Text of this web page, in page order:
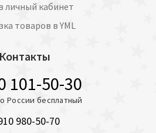
личный кабинет
товаров в YML
Контакты
101-50-30
России бесплатный
980-50-70